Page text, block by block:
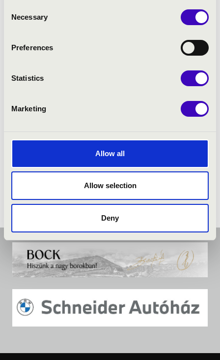
Selection
Necessary
Preferences
Statistics
Marketing
Allow all
Allow selection
Deny
Randy Newman: The princess and the frog - Almost
there